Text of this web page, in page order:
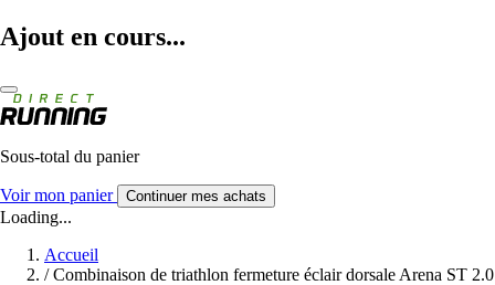
Ajout en cours...
Sous-total du panier
Voir mon panier Continuer mes achats
Loading...
Accueil
/ Combinaison de triathlon fermeture éclair dorsale Arena ST 2.0